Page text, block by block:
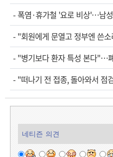
- 폭염·휴가철 '요로 비상'…남
- "회원에게 문열고 정부엔 쓴
- "병기보다 환자 특성 본다"…폐
- "떠나기 전 접종, 돌아와서 점검
네티즌 의견